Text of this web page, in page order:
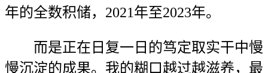
年的全数积储，2021年至2023年。
而是正在日复一日的笃定取实干中慢
慢沉淀的成果。我的糊口越过越滋养，最